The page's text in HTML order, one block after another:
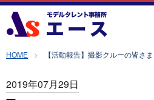
HOME 【活動報告】撮影クルーの皆さ
2019年07月29日